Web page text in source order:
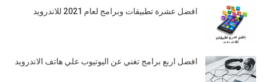
افضل عشرة تطبيقات وبرامج لعام 2021 للاندرويد
افضل اربع برامج تغني عن اليوتيوب علي هاتف الاندرويد